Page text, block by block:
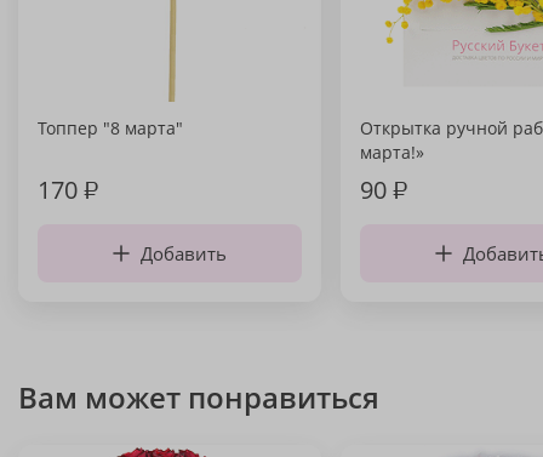
Топпер "8 марта"
170₽
Добавить
Открытка ручной
марта!»
90₽
Вам может понравиться